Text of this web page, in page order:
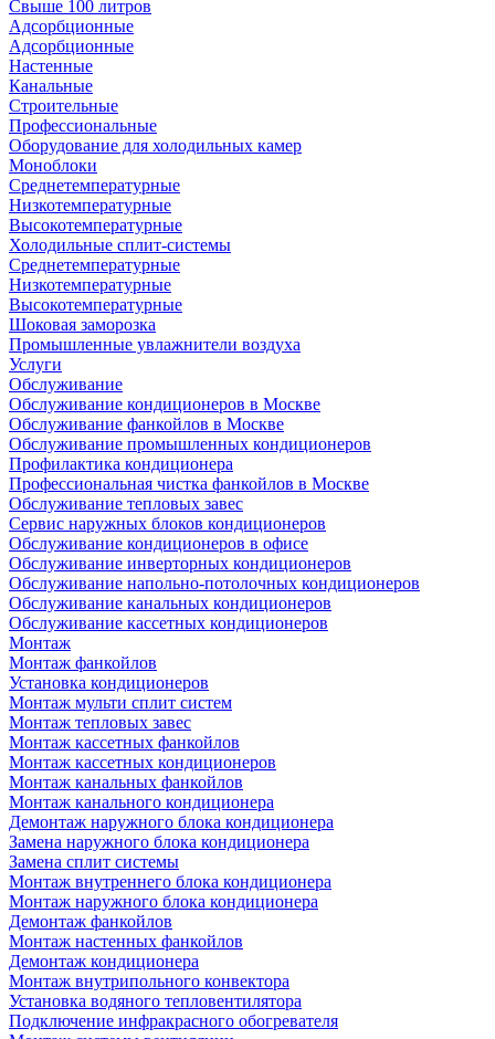
Свыше 100 литров
Адсорбционные
Адсорбционные
Настенные
Канальные
Строительные
Профессиональные
Оборудование для холодильных камер
Моноблоки
Среднетемпературные
Низкотемпературные
Высокотемпературные
Холодильные сплит-системы
Среднетемпературные
Низкотемпературные
Высокотемпературные
Шоковая заморозка
Промышленные увлажнители воздуха
Услуги
Обслуживание
Обслуживание кондиционеров в Москве
Обслуживание фанкойлов в Москве
Обслуживание промышленных кондиционеров
Профилактика кондиционера
Профессиональная чистка фанкойлов в Москве
Обслуживание тепловых завес
Сервис наружных блоков кондиционеров
Обслуживание кондиционеров в офисе
Обслуживание инверторных кондиционеров
Обслуживание напольно-потолочных кондиционеров
Обслуживание канальных кондиционеров
Обслуживание кассетных кондиционеров
Монтаж
Монтаж фанкойлов
Установка кондиционеров
Монтаж мульти сплит систем
Монтаж тепловых завес
Монтаж кассетных фанкойлов
Монтаж кассетных кондиционеров
Монтаж канальных фанкойлов
Монтаж канального кондиционера
Демонтаж наружного блока кондиционера
Замена наружного блока кондиционера
Замена сплит системы
Монтаж внутреннего блока кондиционера
Монтаж наружного блока кондиционера
Демонтаж фанкойлов
Монтаж настенных фанкойлов
Демонтаж кондиционера
Монтаж внутрипольного конвектора
Установка водяного тепловентилятора
Подключение инфракрасного обогревателя